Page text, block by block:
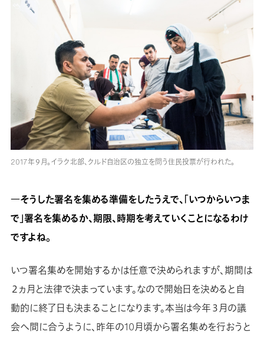
2017年９月。イラク北部、クルド自治区の独立を問う住民投票が行われた。
―そうした署名を集める準備をしたうえで、「いつからいつま
で」署名を集めるか、期限、時期を考えていくことになるわけ
ですよね。
いつ署名集めを開始するかは任意で決められますが、期間は
２ヵ月と法律で決まっています。なので開始日を決めると自
動的に終了日も決まることになります。本当は今年３月の議
会へ間に合うように、昨年の10月頃から署名集めを行おうと